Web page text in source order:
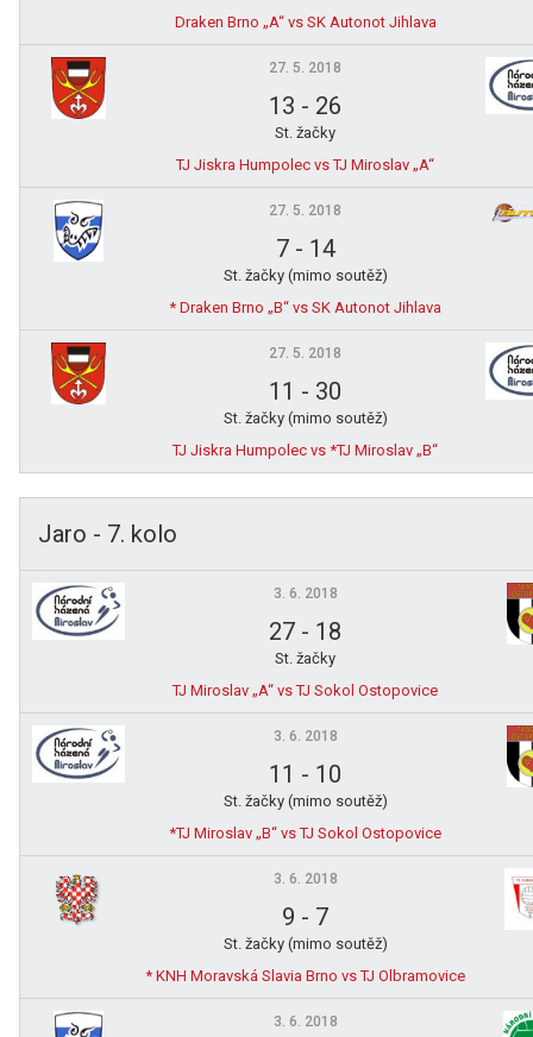
Draken Brno „A“ vs SK Autonot Jihlava
27. 5. 2018
13 - 26
St. žačky
TJ Jiskra Humpolec vs TJ Miroslav „A“
27. 5. 2018
7- 14
St. žačky (mimo soutěž)
* Draken Brno „B“ vs SK Autonot Jihlava
27. 5. 2018
11 - 30
St. žačky (mimo soutěž)
TJ Jiskra Humpolec vs *TJ Miroslav „B“
Jaro - 7. kolo
3. 6. 2018
27 - 18
St. žačky
TJ Miroslav „A“ vs TJ Sokol Ostopovice
3. 6. 2018
11 - 10
St. žačky (mimo soutěž)
*TJ Miroslav „B“ vs TJ Sokol Ostopovice
3. 6. 2018
9 - 7
St. žačky (mimo soutěž)
* KNH Moravská Slavia Brno vs TJ Olbramovice
3. 6. 2018